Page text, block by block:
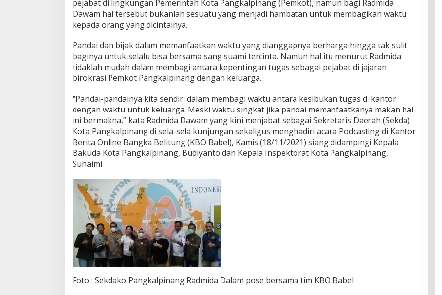
g
)
:
a
k
P
e
m
p
u
a
n
I
t
u
m
a
D
e
g
a
n
a
i
pejabat di lingkungan Pemerintah Kota Pangkalpinang (Pemkot), namun bagi Radmida
Dawam hal tersebut bukanlah sesuatu yang menjadi hambatan untuk membagikan waktu
kepada orang yang dicintainya.
Pandai dan bijak dalam memanfaatkan waktu yang dianggapnya berharga hingga tak sulit
baginya untuk selalu bisa bersama sang suami tercinta. Namun hal itu menurut Radmida
tidaklah mudah dalam membagi antara kepentingan tugas sebagai pejabat di jajaran
birokrasi Pemkot Pangkalpinang dengan keluarga.
“Pandai-pandainya kita sendiri dalam membagi waktu antara kesibukan tugas di kantor
dengan waktu untuk keluarga. Meski waktu singkat jika pandai memanfaatkanya makan hal
ini bermakna,” kata Radmida Dawam yang kini menjabat sebagai Sekretaris Daerah (Sekda)
Kota Pangkalpinang di sela-sela kunjungan sekaligus menghadiri acara Podcasting di Kantor
Berita Online Bangka Belitung (KBO Babel), Kamis (18/11/2021) siang didampingi Kepala
Bakuda Kota Pangkalpinang, Budiyanto dan Kepala Inspektorat Kota Pangkalpinang,
Suhaimi.
Foto : Sekdako Pangkalpinang Radmida Dalam pose bersama tim KBO Babel